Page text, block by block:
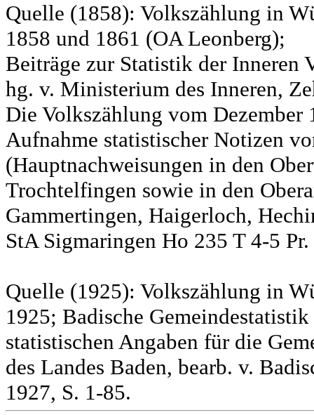
Quelle (1858): Volkszählung in
1858 und 1861 (OA Leonberg);
Beiträge zur Statistik der Inneren
hg. v. Ministerium des Inneren,
Die Volkszählung vom
Aufnahme statistischer Notizen
(Hauptnachweisungen in den
Trochtelfingen sowie in den
Gammertingen, Haigerloch,
StA Sigmaringen Ho 235 T 4-5
Quelle (1925): Volkszählung in
1925; Badische
statistischen Angaben für die
des Landes Baden, bearb. v.
1927, S. 1-85.